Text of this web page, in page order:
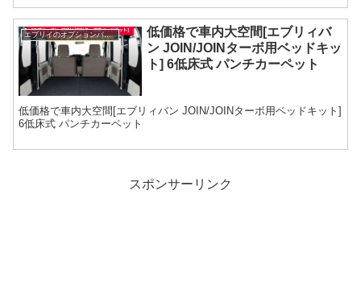
エブリイのオプションパーツ
低価格で車内大空間[エブリィバ
ン JOIN/JOINターボ用ベッドキッ
ト] 6低床式 パンチカーペット
低価格で車内大空間[エブリィバン JOIN/JOINターボ用ベッドキット]
6低床式 パンチカーペット
スポンサーリンク